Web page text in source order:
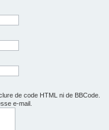
de code HTML ni de BBCode.
e-mail.